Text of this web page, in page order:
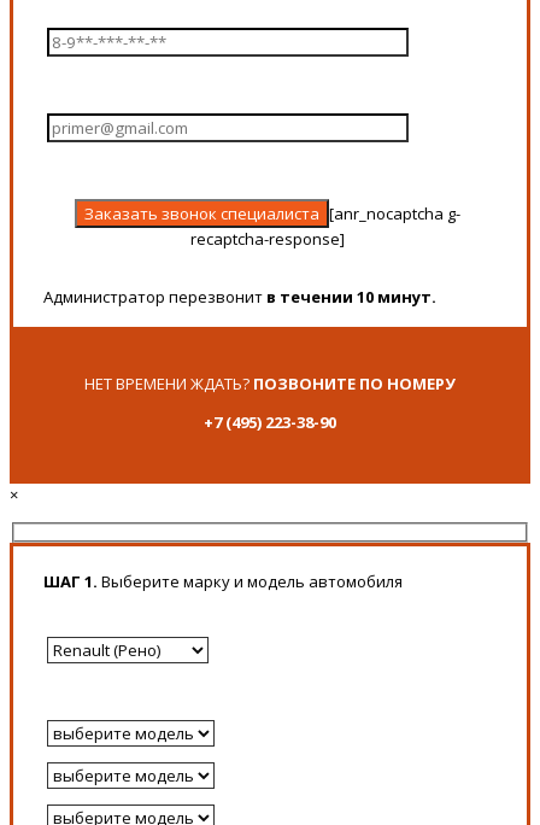
[anr_nocaptcha g-
recaptcha-response]
Администратор перезвонит в течении 10 минут.
НЕТ ВРЕМЕНИ ЖДАТЬ? ПОЗВОНИТЕ ПО НОМЕРУ
+7 (495) 223-38-90
×
ШАГ 1. Выберите марку и модель автомобиля